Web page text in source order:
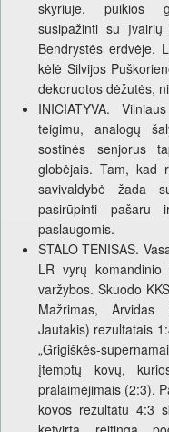
skyriuje, puikios
susipažinti su
Bendrystės erdvėje.
kėlė Silvijos
dekoruotos dėžutės,
INICIATYVA.
teigimu, analogų
sostinės senjorus
globėjais. Tam, kad
savivaldybė žada
pasirūpinti pašaru
paslaugomis.
STALO TENISAS.
LR vyrų
varžybos. Skuodo
Mažrimas, Arvidas
Jautakis) rezultatais
„Grigiškės-
įtemptų kovų,
pralaimėjimais (2:3).
kovos rezultatu 4:3